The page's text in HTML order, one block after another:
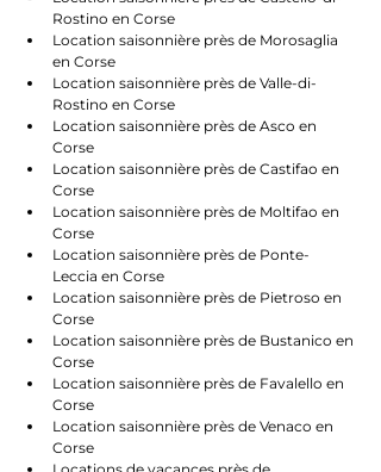
Rostino en Corse
Location saisonnière près de Morosaglia
en Corse
Location saisonnière près de Valle-di-
Rostino en Corse
Location saisonnière près de Asco en
Corse
Location saisonnière près de Castifao en
Corse
Location saisonnière près de Moltifao en
Corse
Location saisonnière près de Ponte-
Leccia en Corse
Location saisonnière près de Pietroso en
Corse
Location saisonnière près de Bustanico en
Corse
Location saisonnière près de Favalello en
Corse
Location saisonnière près de Venaco en
Corse